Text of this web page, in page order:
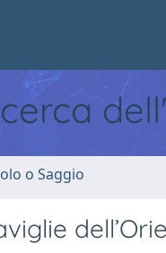
o Saggio